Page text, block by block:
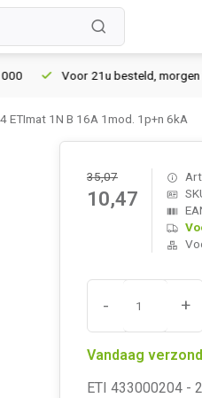
Voor 21u besteld, morgen in
ETImat 1N B 16A 1mod. 1p+n 6kA
35,07
10,47
- +
Vandaag
ETI 433000204 -